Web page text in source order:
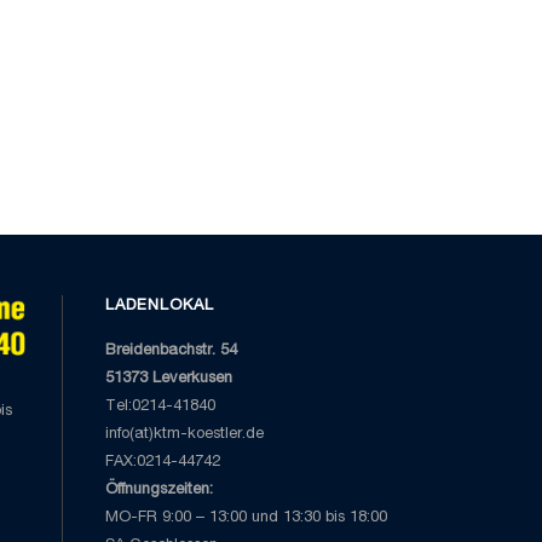
LADENLOKAL
Breidenbachstr. 54
51373 Leverkusen
Tel:0214-41840
info(at)ktm-koestler.de
FAX:0214-44742
Öffnungszeiten:
MO-FR 9:00 – 13:00 und 13:30 bis 18:00